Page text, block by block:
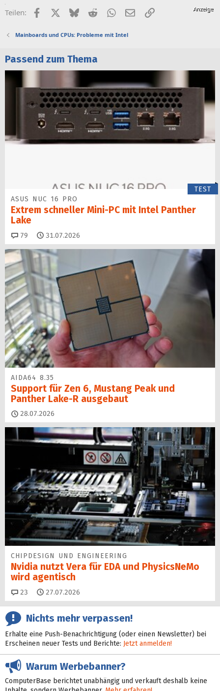
Teilen: FacebookX (Twitter)
BlueskyRedditWhatsApp
E-MailLink
Mainboards und CPUs: Probleme mit Intel
Passend zum Thema
TEST
ASUS NUC 16 PRO
Extrem schneller Mini-PC mit Intel Panther
Lake
79 Kommentare
31.07.2026
AIDA64 8.35
Support für Zen 6, Mustang Peak und
Panther Lake-R ausgebaut
28.07.2026
CHIPDESIGN UND ENGINEERING
Nvidia nutzt Vera für EDA und PhysicsNeMo
wird agentisch
23 Kommentare
27.07.2026
Nichts mehr verpassen!
Erhalte eine Push-Benachrichtigung (oder einen Newsletter) bei
Erscheinen neuer Tests und Berichte: Jetzt anmelden!
Warum Werbebanner?
ComputerBase berichtet unabhängig und verkauft deshalb keine